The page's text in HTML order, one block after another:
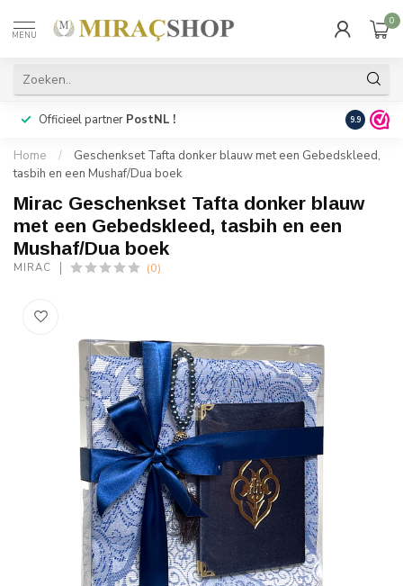
MENU
0
Officieel partner PostNL ! Snelle
9.9
Home /
Geschenkset Tafta donker blauw met een Gebedskleed,
tasbih en een Mushaf/Dua boek
Mirac Geschenkset Tafta donker blauw
met een Gebedskleed, tasbih en een
Mushaf/Dua boek
MIRAC (0)